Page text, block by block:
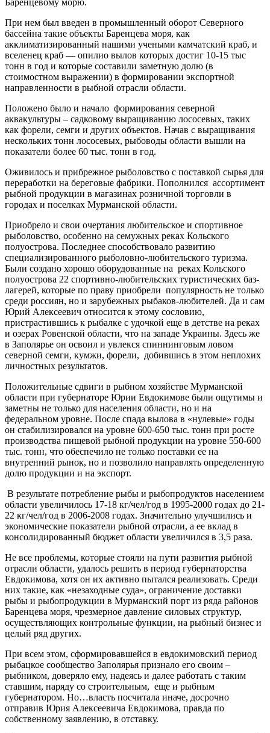
При нем был введен в промышленный оборот Северного
бассейна такие объекты Баренцева моря, как
акклиматизированный нашими учеными камчатский краб, и
вселенец краб — опилио вылов которых достиг 10-15 тыс
тонн в год и которые составили заметную долю (в
стоимостном выражении) в формировании экспортной
направленности в рыбной отрасли области.
Положено было и начало формирования северной
аквакультуры – садковому выращиванию лососевых, таких
как форели, семги и других объектов. Начав с выращивания
нескольких тонн лососевых, рыбоводы области вышли на
показатели более 60 тыс. тонн в год.
Оживилось и прибрежное рыболовство с поставкой сырья для
переработки на береговые фабрики. Пополнился ассортимент
рыбной продукции в магазинах розничной торговли в
городах и поселках Мурманской области.
Приобрело и свои очертания любительское и спортивное
рыболовство, особенно на семужных реках Кольского
полуострова. Последнее способствовало развитию
специализированного рыболовно-любительского туризма.
Были создано хорошо оборудованные на реках Кольского
полуострова 22 спортивно-любительских туристических баз-
лагерей, которые по праву приобрели популярность не только
среди россиян, но и зарубежных рыбаков-любителей. Да и сам
Юрий Алексеевич относится к этому сословию,
пристрастившись к рыбалке с удочкой еще в детстве на реках
и озерах Ровенской области, что на западе Украины. Здесь же
в Заполярье он освоил и увлекся спиннинговым ловом
северной семги, кумжи, форели, добившись в этом неплохих
личностных результатов.
Положительные сдвиги в рыбном хозяйстве Мурманской
области при губернаторе Юрии Евдокимове были ощутимы и
заметны не только для населения области, но и на
федеральном уровне. После спада вылова в «нулевые» годы
он стабилизировался на уровне 600-650 тыс. тонн при росте
производства пищевой рыбной продукции на уровне 550-600
тыс. тонн, что обеспечило не только поставки ее на
внутренний рынок, но и позволило направлять определенную
долю продукции и на экспорт.
В результате потребление рыбы и рыбопродуктов населением
области увеличилось 17-18 кг/чел/год в 1995-2000 годах до 21-
22 кг/чел/год в 2006-2008 годах. Значительно улучшились и
экономические показатели рыбной отрасли, а ее вклад в
консолидированный бюджет области увеличился в 3,5 раза.
Не все проблемы, которые стояли на пути развития рыбной
отрасли области, удалось решить в период губернаторства
Евдокимова, хотя он их активно пытался реализовать. Среди
них такие, как «незаходные суда», ограничение доставки
рыбы и рыбопродукции в Мурманский порт из ряда районов
Баренцева моря, чрезмерное давление силовых структур,
осуществляющих контрольные функции, на рыбный бизнес и
целый ряд других.
При всем этом, сформировавшейся в евдокимовский период
рыбацкое сообщество Заполярья признало его своим –
рыбником, доверяло ему, надеясь и далее работать с таким
ставшим, наряду со строительным, еще и рыбным
губернатором. Но…власть посчитала иначе, досрочно
отправив Юрия Алексеевича Евдокимова, правда по
собственному заявлению, в отставку.